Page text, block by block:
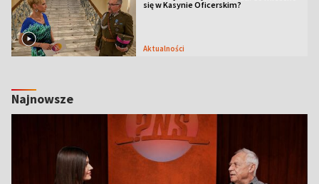
się w Kasynie Oficerskim?
Aktualności
Najnowsze